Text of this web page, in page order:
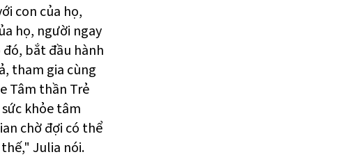
con của họ,
họ, người ngay
đó, bắt đầu hành
tham gia cùng
Tâm thần Trẻ
khỏe tâm
chờ đợi có thể
Julia nói.